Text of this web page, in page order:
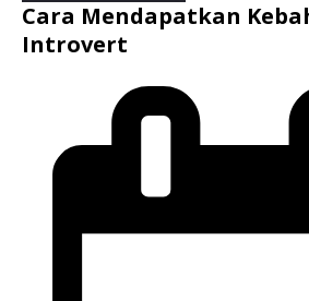
Cara Mendapatkan
Introvert